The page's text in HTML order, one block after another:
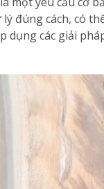
đúng cách, có
dụng các giải